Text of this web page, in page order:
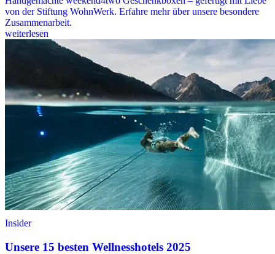
von der Stiftung WohnWerk. Erfahre mehr über unsere besondere
Zusammenarbeit.
weiterlesen
Insider
Unsere 15 besten Wellnesshotels 2025